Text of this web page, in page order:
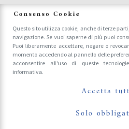
Accrediti Stampa
Follow Us
Consenso Cookie
Questo sito utilizza cookie, anche di terze
navigazione. Se vuoi saperne di più puoi
Puoi liberamente accettare, negare o
momento accedendo al pannello delle
acconsentire all'uso di queste
informativa.
Accetta
Solo